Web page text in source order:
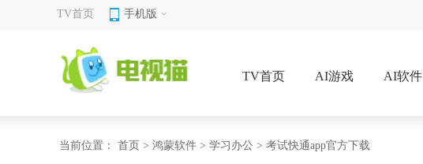
TV首页 手机版
TV首页 AI游戏 AI软件
当前位置： 首页 > 鸿蒙软件 > 学习办公 > 考试快通app官方下载